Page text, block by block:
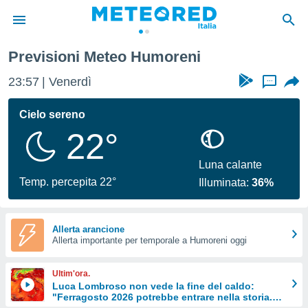
di
per
le
di
Web
le
Previsioni Meteo Humoreni
23:57 Venerdì ...
Cielo sereno
22°
Temp. percepita 22°
Luna calante
Illuminata:36%
Allerta arancione
Allerta importante per temporale a Humoreni oggi
Ultim'ora.
Luca Lombroso non vede la fine del caldo:
"Ferragosto 2026 potrebbe entrare nella storia.